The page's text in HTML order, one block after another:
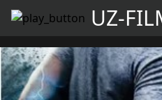
UZ-